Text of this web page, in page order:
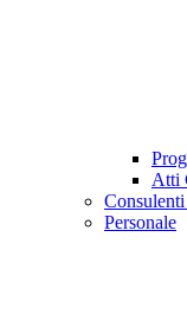
Atti
Personale